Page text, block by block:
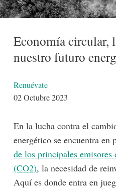
Economía circular,
nuestro futuro
DetallesRenuévate
02 Octubre 2023
En la lucha contra el
energético se encuentra en
de los principales
(CO2), la necesidad de
Aquí es donde entra en